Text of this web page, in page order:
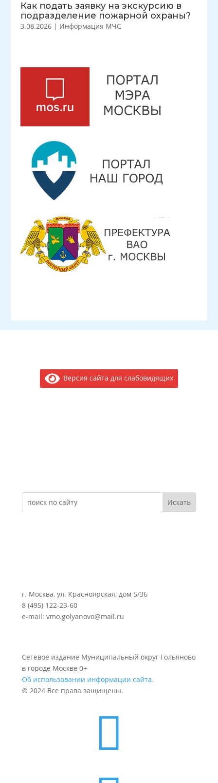
Как подать заявку на экскурсию в
подразделение пожарной охраны?
3.08.2026 | Информация МЧС
Версия сайта для слабовидящих
г. Москва, ул. Красноярская, дом 5/36
8 (495) 122-23-60
e-mail: vmo.golyanovo@mail.ru
Сетевое издание Муниципальный округ Гольяново
в городе Москве 0+
Об использовании информации сайта.
© 2024 Все права защищены.
